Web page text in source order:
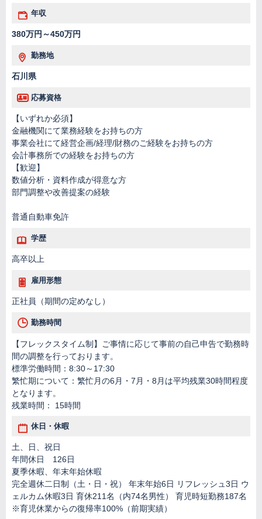
年収
380万円～450万円
勤務地
石川県
応募資格
【いずれか必須】
金融機関にて業務経験をお持ちの方
事業会社にて経営企画/経理/財務のご経験をお持ちの方
会計事務所での経験をお持ちの方
【歓迎】
数値分析・資料作成が得意な方
部門調整や改善提案の経験
普通自動車免許
学歴
高卒以上
雇用形態
正社員（期間の定めなし）
勤務時間
【フレックスタイム制】ご事情に応じて事前の自己申告で勤務時
間の調整を行っております。
標準労働時間：8:30～17:30
繁忙期について：繁忙月の6月・7月・8月は平均残業30時間程度
となります。
残業時間： 15時間
休日・休暇
土、日、祝日
年間休日 126日
夏季休暇、年末年始休暇
完全週休二日制（土・日・祝） 年末年始6日 リフレッシュ3日 ウ
ェルカム休暇3日 育休211名（内74名男性） 育児時短勤務187名
※育児休業からの復帰率100%（前期実績）